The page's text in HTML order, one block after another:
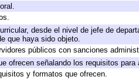
desde el nivel de jefe de
que haya sido objeto.
públicos con sanciones
ofrecen señalando los requisitos para
y formatos que ofrecen.